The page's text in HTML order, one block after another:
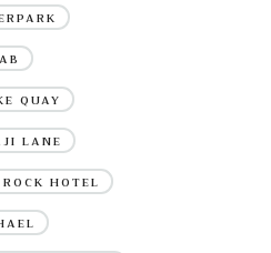
QUAY
LANE
HOTEL